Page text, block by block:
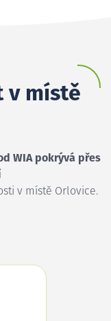
v místě
WIA pokrývá přes
v místě Orlovice.